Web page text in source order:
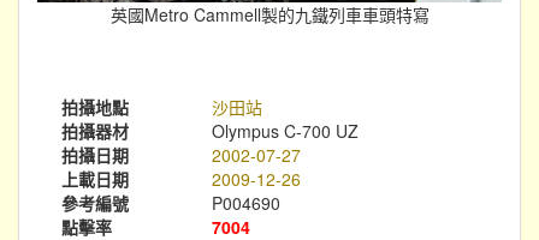
英國Metro Cammell製的九鐵列車車頭特寫
拍攝地點
沙田站
拍攝器材
Olympus C-700 UZ
拍攝日期
2002-07-27
上載日期
2009-12-26
參考編號
P004690
點擊率
7004